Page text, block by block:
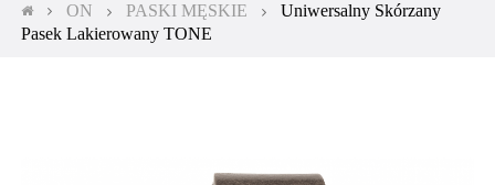
ON PASKI MĘSKIE
Uniwersalny Skórzany
Pasek Lakierowany TONE